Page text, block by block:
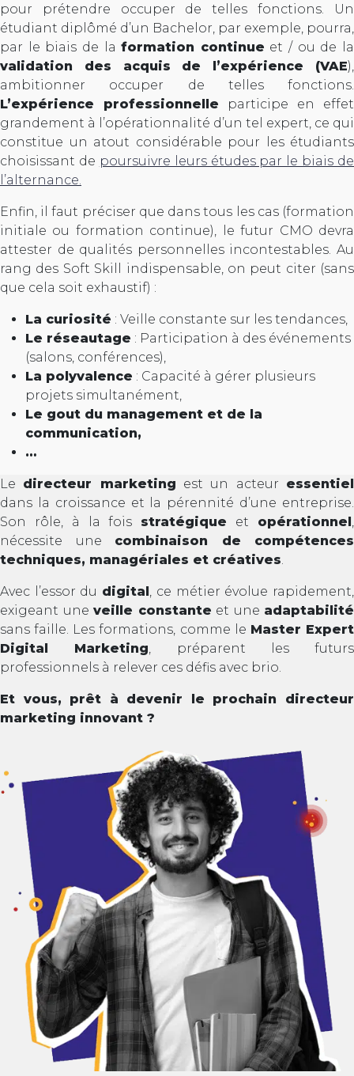
pour prétendre occuper de telles fonctions. Un
étudiant diplômé d’un Bachelor, par exemple, pourra,
par le biais de laformation continue et / ou de la
validation des acquis de l’expérience (VAE),
ambitionner occuper de telles fonctions.
L’expérience professionnelle participe en effet
grandement à l’opérationnalité d’un tel expert, ce qui
constitue un atout considérable pour les étudiants
choisissant de poursuivre leurs études par le biais de
l’alternance.
Enfin, il faut préciser que dans tous les cas (formation
initiale ou formation continue), le futur CMO devra
attester de qualités personnelles incontestables. Au
rang des Soft Skill indispensable, on peut citer (sans
que cela soit exhaustif) :
La curiosité : Veille constante sur les tendances,
Le réseautage : Participation à des événements
(salons, conférences),
La polyvalence : Capacité à gérer plusieurs
projets simultanément,
Le gout du management et de la
communication,
…
Le directeur marketing est un acteur essentiel
dans la croissance et la pérennité d’une entreprise.
Son rôle, à la fois stratégique et opérationnel
nécessite une combinaison de compétences
techniques, managériales et créatives
Avec l’essor du digital , ce métier évolue rapidement,
exigeant une veille constante et une adaptabilité
sans faille. Les formations, comme le Master Expert
Digital Marketing , préparent les futurs
professionnels à relever ces défis avec brio.
Et vous, prêt à devenir le prochain directeur
marketing innovant ?